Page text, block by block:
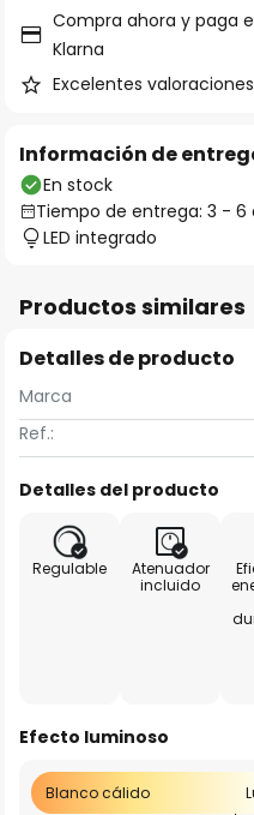
Compra ahora y paga
Klarna
Excelentes
Información de
En stock
Tiempo de entrega: 3 - 6
LED integrado
Productos similares
Detalles de producto
Marca
Ref.:
Detalles del producto
Regulable
Atenuador
incluido
Efecto luminoso
Blanco cálido